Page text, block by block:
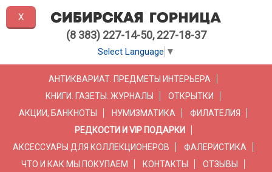
(8 383) 227-14-50, 227-18-37
Select Language ▼
АНТИКВАРИАТ. ПРЕДМЕТЫ ИНТЕРЬЕРА
КНИГИ. ГАЗЕТЫ. ЖУРНАЛЫ
ОТКРЫТКИ
АКЦИИ, БАНКНОТЫ
НУМИЗМАТИКА
ФИЛАТЕЛИЯ
РЕДКОСТИ И VIP ПОДАРКИ
АКСЕССУАРЫ ДЛЯ КОЛЛЕКЦИОНЕРОВ
ФАЛЕРИСТИКА
ЧТО И КАК МЫ ПОКУПАЕМ
КОНТАКТЫ
ОТЗЫВЫ
X